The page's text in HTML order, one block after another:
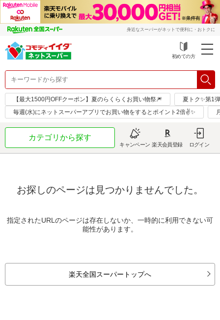
身近なスーパーがネットで便利に・おトクに
初めての方
【最大1500円OFFクーポン】夏のらくらくお買い物祭🎆
夏トク✨第1
毎週(水)にネットスーパーアプリでお買い物をするとポイント2倍✌✨
カテゴリから探す
キャンペーン 楽天会員登録 ログイン
お探しのページは見つかりませんでした。
指定されたURLのページは存在しないか、一時的に利用できない可
能性があります。
楽天全国スーパートップへ